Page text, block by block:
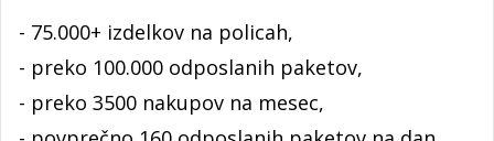
- 75.000+ izdelkov na policah,
- preko 100.000 odposlanih paketov,
- preko 3500 nakupov na mesec,